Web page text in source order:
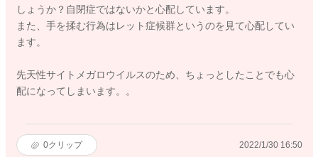
しょうか？自閉症ではないかと心配しています。
また、手を揉む行為はレット症候群というのを見て心配してい
ます。
先天性サイトメガロウイルスのため、ちょっとしたことでも心
配になってしまいます。。
0クリップ 2022/1/30 16:50